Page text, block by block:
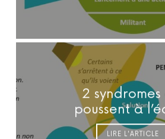
2 syndromes
poussent à
LIRE L'ARTICLE